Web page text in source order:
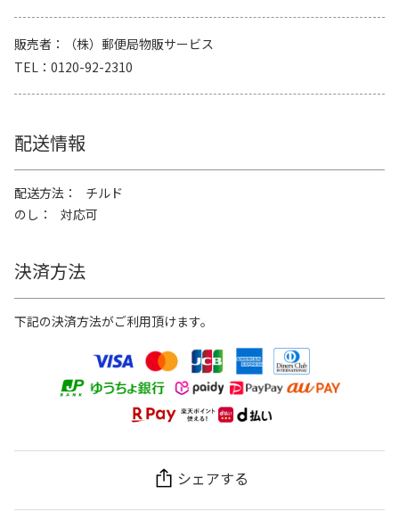
販売者
（株）郵便局物販サービス
TEL
0120-92-2310
配送情報
配送方法
チルド
のし
対応可
決済方法
下記の決済方法がご利用頂けます。
シェアする